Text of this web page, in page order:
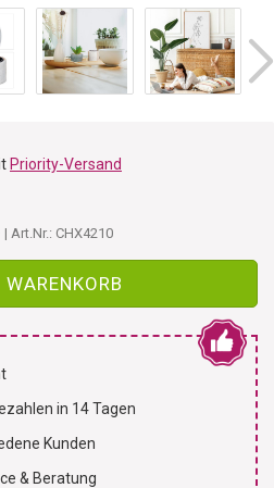
Priority-Versand
Art.Nr.: CHX4210
WARENKORB
in 14 Tagen
Kunden
& Beratung